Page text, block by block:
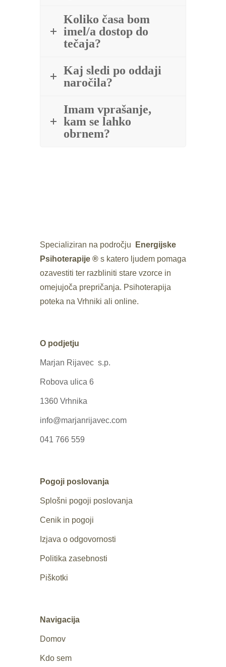
Koliko časa bom
imel/a dostop do
tečaja?
Kaj sledi po oddaji
naročila?
Imam vprašanje,
kam se lahko
obrnem?
Specializiran na področju
Energijske
Psihoterapije ® s katero ljudem pomaga
ozavestiti ter razbliniti stare vzorce in
omejujoča prepričanja. Psihoterapija
poteka na Vrhniki ali online.
O podjetju
Marjan Rijavec s.p.
Robova ulica 6
1360 Vrhnika
info@marjanrijavec.com
041 766 559
Pogoji poslovanja
Splošni pogoji poslovanja
Cenik in pogoji
Izjava o odgovornosti
Politika zasebnosti
Piškotki
Navigacija
Domov
Kdo sem